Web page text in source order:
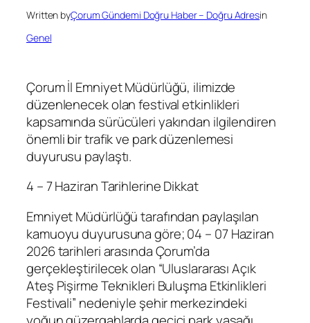
Written byÇorum Gündemi Doğru Haber – Doğru Adresin
Genel
Çorum İl Emniyet Müdürlüğü, ilimizde
düzenlenecek olan festival etkinlikleri
kapsamında sürücüleri yakından ilgilendiren
önemli bir trafik ve park düzenlemesi
duyurusu paylaştı.
4 – 7 Haziran Tarihlerine Dikkat
Emniyet Müdürlüğü tarafından paylaşılan
kamuoyu duyurusuna göre; 04 – 07 Haziran
2026 tarihleri arasında Çorum’da
gerçekleştirilecek olan “Uluslararası Açık
Ateş Pişirme Teknikleri Buluşma Etkinlikleri
Festivali” nedeniyle şehir merkezindeki